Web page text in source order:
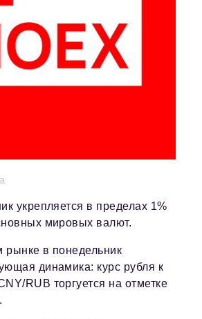
редакционная подписка
укрепляется в пределах 1%
мировых валют.
рынке в понедельник
динамика: курс рубля к
RUB торгуется на отметке